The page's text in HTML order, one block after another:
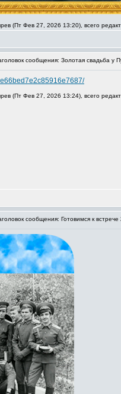
(Пт Фев 27, 2026 13:20), всего
сообщения: Золотая свадьба у
(Пт Фев 27, 2026 13:24), всего
сообщения: Готовимся к встрече